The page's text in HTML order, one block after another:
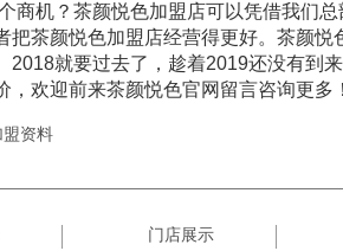
机？茶颜悦色加盟店可以凭借我们
把茶颜悦色加盟店经营得更好。茶颜
就要过去了，趁着2019还没有到
欢迎前来茶颜悦色官网留言咨询更多！
盟资料
门店展示